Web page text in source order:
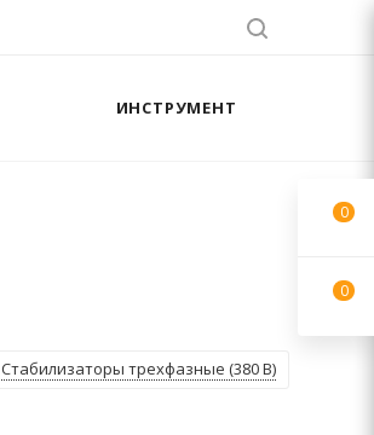
ИНСТРУМЕНТ
Стабилизаторы трехфазные (380 В)
0
0